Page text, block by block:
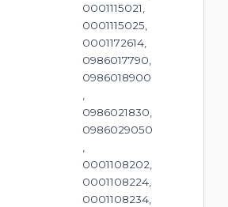
0001115021,
0001115025,
0001172614,
0986017790,
0986018900
0986021830,
0986029050
0001108202,
0001108224,
0001108234,